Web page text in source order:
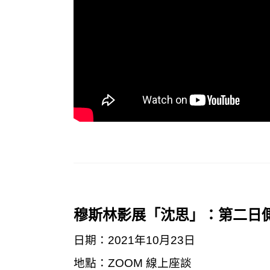
穆斯林影展「沈思」：第二日
日期：2021年10月23日
地點：ZOOM 線上座談